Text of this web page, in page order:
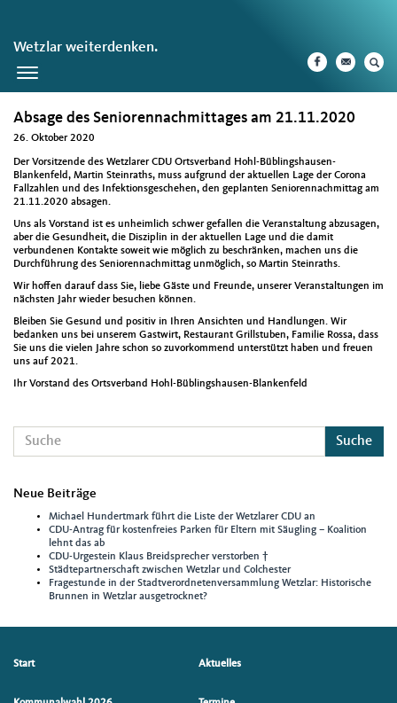
Wetzlar weiterdenken.
Toggle
Absage des Seniorennachmittages am 21.11.2020
26. Oktober 2020
Der Vorsitzende des Wetzlarer CDU Ortsverband Hohl-Büblingshausen-
Blankenfeld, Martin Steinraths, muss aufgrund der aktuellen Lage der Corona
Fallzahlen und des Infektionsgeschehen, den geplanten Seniorennachmittag am
21.11.2020 absagen.
Uns als Vorstand ist es unheimlich schwer gefallen die Veranstaltung abzusagen,
aber die Gesundheit, die Disziplin in der aktuellen Lage und die damit
verbundenen Kontakte soweit wie möglich zu beschränken, machen uns die
Durchführung des Seniorennachmittag unmöglich, so Martin Steinraths.
Wir hoffen darauf dass Sie, liebe Gäste und Freunde, unserer Veranstaltungen im
nächsten Jahr wieder besuchen können.
Bleiben Sie Gesund und positiv in Ihren Ansichten und Handlungen. Wir
bedanken uns bei unserem Gastwirt, Restaurant Grillstuben, Familie Rossa, dass
Sie uns die vielen Jahre schon so zuvorkommend unterstützt haben und freuen
uns auf 2021.
Ihr Vorstand des Ortsverband Hohl-Büblingshausen-Blankenfeld
Suche
Neue Beiträge
Michael Hundertmark führt die Liste der Wetzlarer CDU an
CDU-Antrag für kostenfreies Parken für Eltern mit Säugling – Koalition
lehnt das ab
CDU-Urgestein Klaus Breidsprecher verstorben †
Städtepartnerschaft zwischen Wetzlar und Colchester
Fragestunde in der Stadtverordnetenversammlung Wetzlar: Historische
Brunnen in Wetzlar ausgetrocknet?
Seitenübersicht
Seiten-
Start Aktuelles